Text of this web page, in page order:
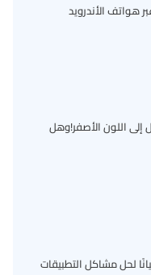
هواتف الأندرويد
إلى اللون الأصفر!وهل
لحل مشاكل التطبيقات